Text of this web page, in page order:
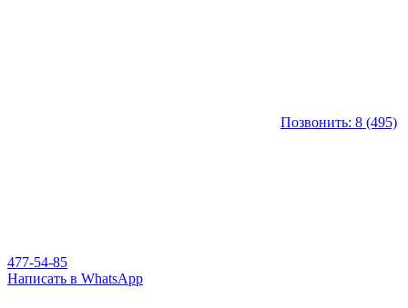
Позвонить: 8 (495)
477-54-85
Написать в WhatsApp